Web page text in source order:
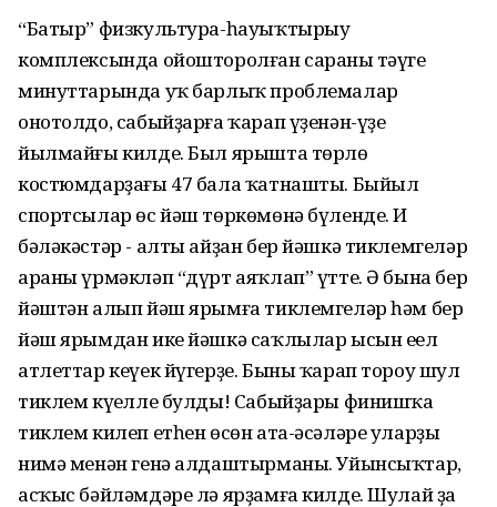
“Батыр” физкультура-һауыҡтырыу
комплексында ойошторолған сараның тәүге
минуттарында уҡ барлыҡ проблемалар
онотолдо, сабыйҙарға ҡарап үҙенән-үҙе
йылмайғы килде. Был ярышта төрлө
костюмдарҙағы 47 бала ҡатнашты. Быйыл
спортсылар өс йәш төркөмөнә бүленде. Иң
бәләкәстәр - алты айҙан бер йәшкә тиклемгеләр
араны үрмәкләп “дүрт аяҡлап” үтте. Ә бына бер
йәштән алып йәш ярымға тиклемгеләр һәм бер
йәш ярымдан ике йәшкә саҡлылар ысын еңел
атлеттар кеүек йүгерҙе. Быны ҡарап тороу шул
тиклем күңелле булды! Сабыйҙары финишҡа
тиклем килеп етһен өсөн ата-әсәләре уларҙы
нимә менән генә алдаштырманы. Уйынсыҡтар,
асҡыс бәйләмдәре лә ярҙамға килде. Шулай ҙа